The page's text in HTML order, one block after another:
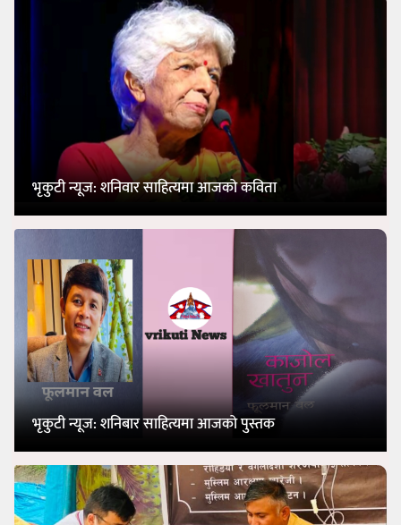
भृकुटी न्यूज: शनिवार साहित्यमा आजको कविता
भृकुटी न्यूज: शनिबार साहित्यमा आजको पुस्तक